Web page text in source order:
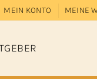
MEIN KONTO MEINE